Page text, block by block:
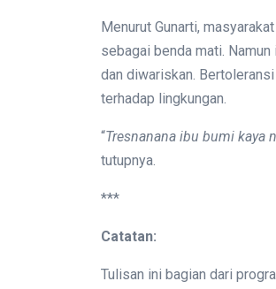
Menurut Gunarti,
sebagai benda mati.
dan diwariskan.
terhadap lingkungan.
“Tresnanana ibu bumi kaya
tutupnya.
***
Catatan:
Tulisan ini bagian dari